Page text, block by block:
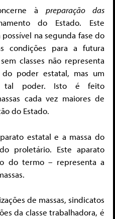
à preparação das
do Estado. Este
na segunda fase do
condições para a futura
classes não representa
poder estatal, mas um
tal poder. Isto é feito
cada vez maiores de
do Estado.
estatal e a massa do
proletário. Este aparato
do termo – representa a
de massas, sindicatos
da classe trabalhadora, é